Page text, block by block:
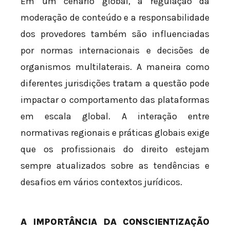
moderação de conteúdo e a responsabilidade
dos provedores também são influenciadas
por normas internacionais e decisões de
organismos multilaterais. A maneira como
diferentes jurisdições tratam a questão pode
impactar o comportamento das plataformas
em escala global. A interação entre
normativas regionais e práticas globais exige
que os profissionais do direito estejam
sempre atualizados sobre as tendências e
desafios em vários contextos jurídicos.
A IMPORTÂNCIA DA CONSCIENTIZAÇÃO